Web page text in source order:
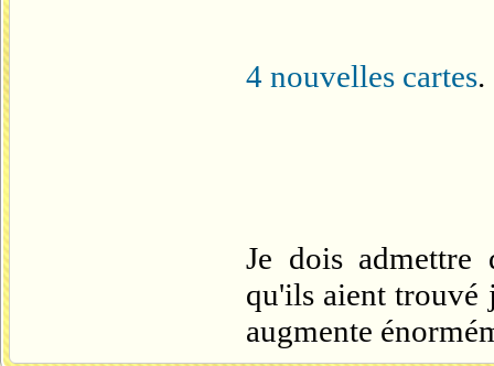
4 nouvelles cartes.
Je dois admettre
qu'ils aient trouvé
augmente